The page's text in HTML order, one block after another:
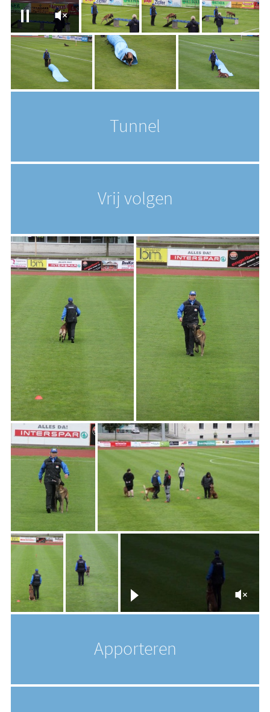
Tunnel
Vrij volgen
Apporteren